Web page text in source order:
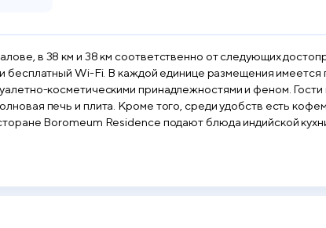
в 38 км и 38 км соответственно от следующих
кухня с обеденным столом,
косметическими принадлежностями и феном.
Кроме того, среди удобств есть кофемашина и чайник. В Boromeum
подают блюда индийской кухни. В окрестностях можно заняться пешими